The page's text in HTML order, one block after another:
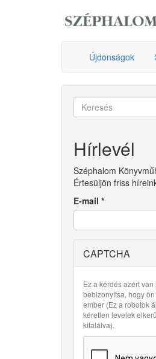
Újdonságok
Keresés
Hírlevél
Széphalom
Értesüljön friss
E-mail *
CAPTCHA
Ez a kérdés azért van
bebizonyítsa, hogy
ember (Ez a robotok
kéretlen levelek
kitalálva).